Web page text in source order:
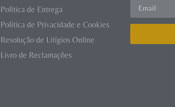
Política de Entrega
Política de Privacidade e Cookies
Resolução de Litígios Online
Livro de Reclamações